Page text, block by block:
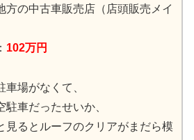
方の中古車販売店（店頭販売メイ
102万円
車場がなくて、
駐車だったせいか、
見るとルーフのクリアがまだら模